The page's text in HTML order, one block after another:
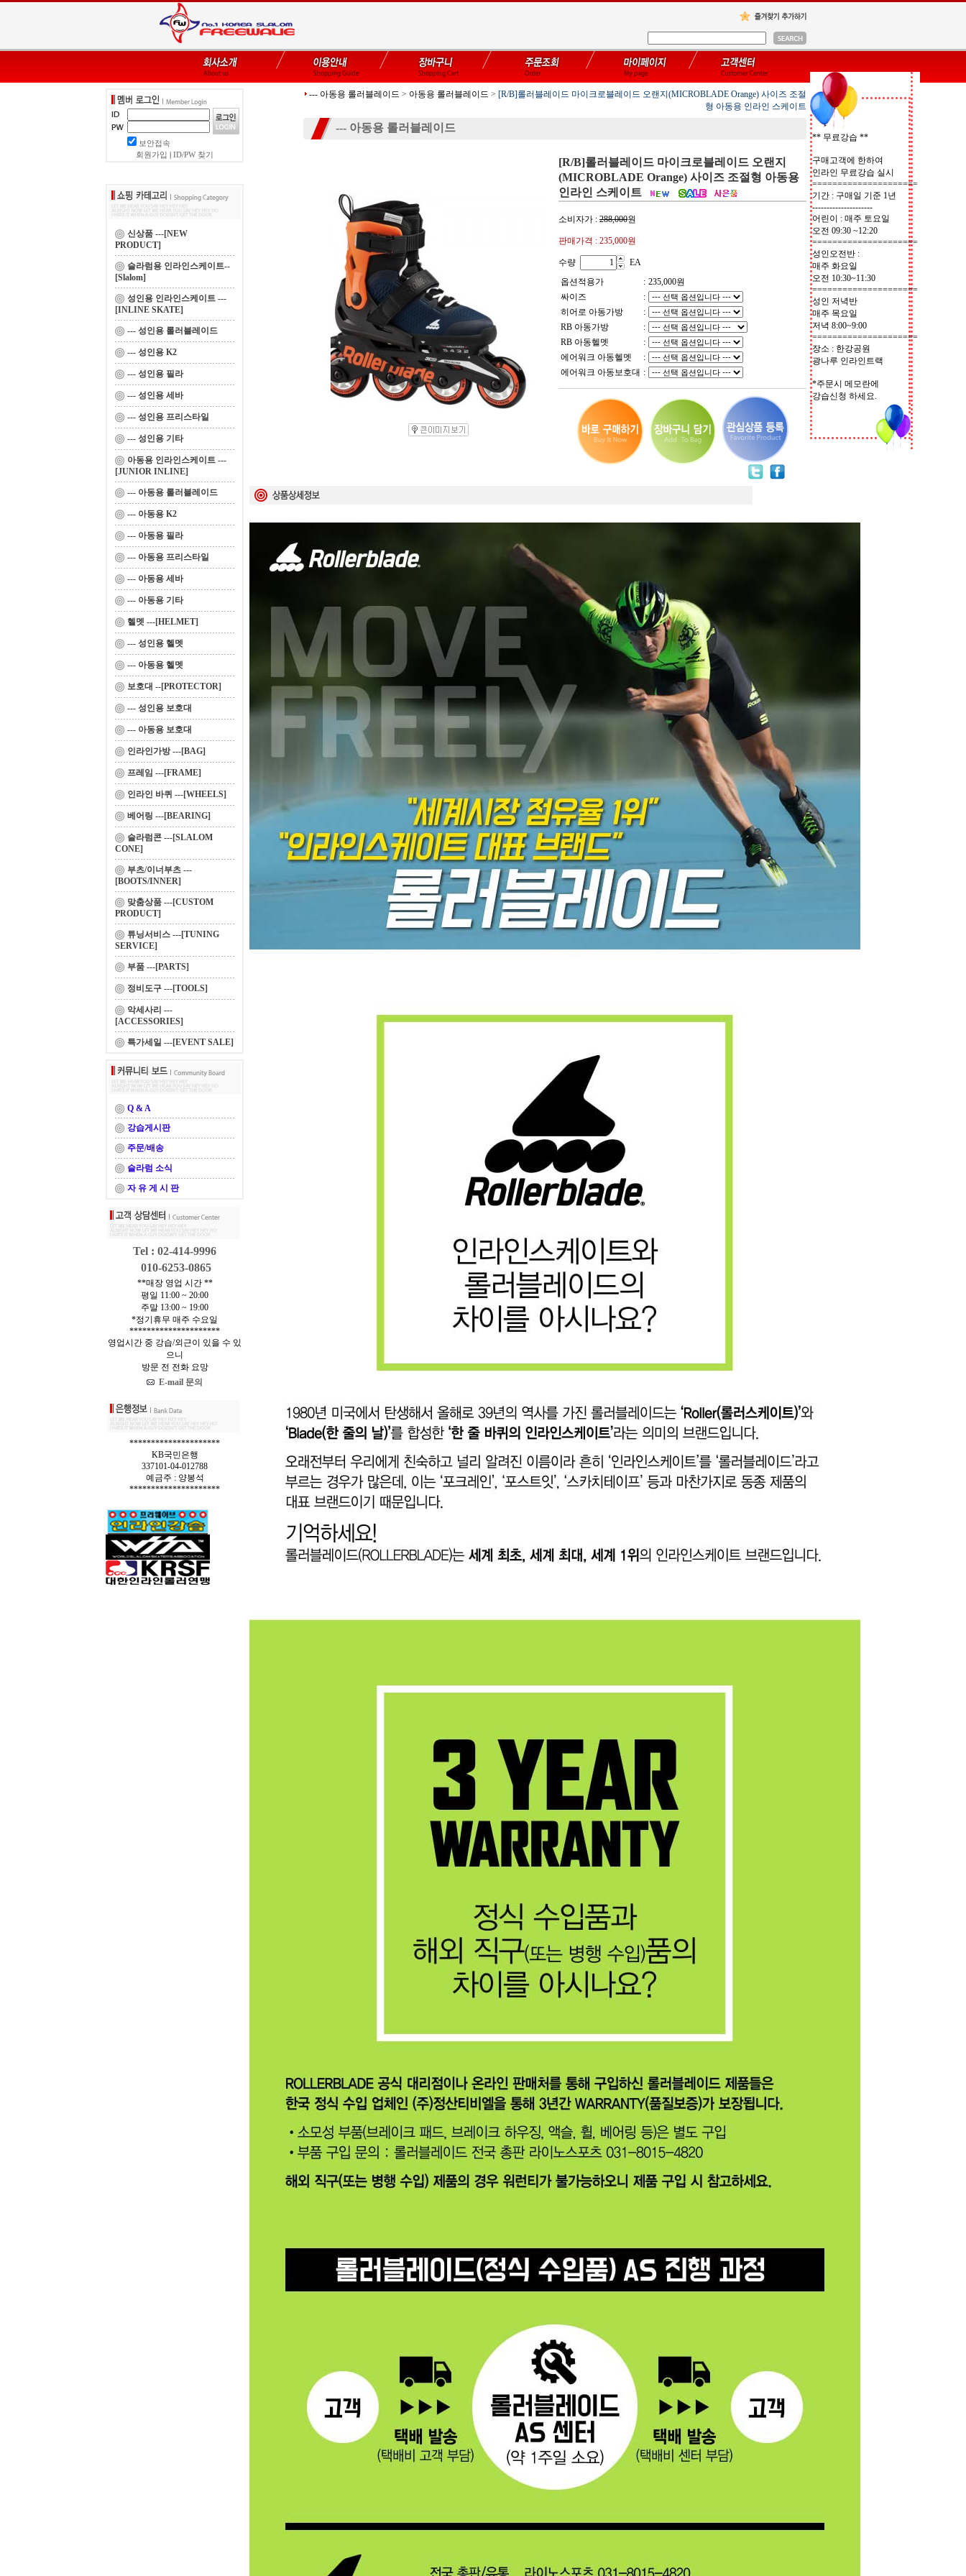
보안접속
회원가입
ID/PW 찾기
신상품 ---[NEW
PRODUCT]
슬라럼용 인라인스케이트--
[Slalom]
성인용 인라인스케이트 ---
[INLINE SKATE]
--- 성인용 롤러블레이드
--- 성인용 K2
--- 성인용 필라
--- 성인용 세바
--- 성인용 프리스타일
--- 성인용 기타
아동용 인라인스케이트 ---
[JUNIOR INLINE]
--- 아동용 롤러블레이드
--- 아동용 K2
--- 아동용 필라
--- 아동용 프리스타일
--- 아동용 세바
--- 아동용 기타
헬멧 ---[HELMET]
--- 성인용 헬멧
--- 아동용 헬멧
보호대 --[PROTECTOR]
--- 성인용 보호대
--- 아동용 보호대
인라인가방 ---[BAG]
프레임 ---[FRAME]
인라인 바퀴 ---[WHEELS]
베어링 ---[BEARING]
슬라럼콘 ---[SLALOM
CONE]
부츠/이너부츠 ---
[BOOTS/INNER]
맞춤상품 ---[CUSTOM
PRODUCT]
튜닝서비스 ---[TUNING
SERVICE]
부품 ---[PARTS]
정비도구 ---[TOOLS]
악세사리 ---
[ACCESSORIES]
특가세일 ---[EVENT SALE]
Q & A
강습게시판
주문/배송
슬라럼 소식
자 유 게 시 판
Tel : 02-414-9996
010-6253-0865
**매장 영업 시간 **
평일 11:00 ~ 20:00
주말 13:00 ~ 19:00
*정기휴무 매주 수요일
*********************
영업시간 중 강습/외근이 있을 수 있
으니
방문 전 전화 요망
E-mail 문의
*********************
KB국민은행
337101-04-012788
예금주 : 양봉석
*********************
--- 아동용 롤러블레이드 > 아동용 롤러블레이드 > [R/B]롤러블레이드 마이크로블레이드 오랜지(MICROBLADE Orange) 사이즈 조절
형 아동용 인라인 스케이트
--- 아동용 롤러블레이드
[R/B]롤러블레이드 마이크로블레이드 오랜지
(MICROBLADE Orange) 사이즈 조절형 아동용
인라인 스케이트
소비자가 : 288,000원
판매가격 : 235,000원
수량
EA
옵션적용가
: 235,000원
싸이즈
:
히어로 아동가방
:
RB 아동가방
:
RB 아동헬멧
:
에어워크 아동헬멧
:
에어워크 아동보호대 :
** 무료강습 **
구매고객에 한하여
인라인 무료강습 실시
=====================
기간 : 구매일 기준 1년
---------------------
어린이 : 매주 토요일
오전 09:30 ~12:20
=====================
성인오전반 :
매주 화요일
오전 10:30~11:30
=====================
성인 저녁반
매주 목요일
저녁 8:00~9:00
=====================
장소 : 한강공원
광나루 인라인트랙
*주문시 메모란에
강습신청 하세요.